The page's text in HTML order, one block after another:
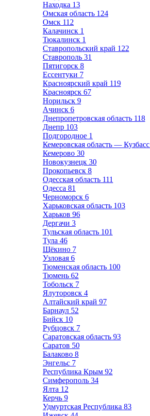
Находка 13
Омская область 124
Омск 112
Калачинск 1
Тюкалинск 1
Ставропольский край 122
Ставрополь 31
Пятигорск 8
Ессентуки 7
Красноярский край 119
Красноярск 67
Норильск 9
Ачинск 6
Днепропетровская область 118
Днепр 103
Подгородное 1
Кемеровская область — Кузбасс
Кемерово 30
Новокузнецк 30
Прокопьевск 8
Одесская область 111
Одесса 81
Черноморск 6
Харьковская область 103
Харьков 96
Дергачи 3
Тульская область 101
Тула 46
Щёкино 7
Узловая 6
Тюменская область 100
Тюмень 62
Тобольск 7
Ялуторовск 4
Алтайский край 97
Барнаул 52
Бийск 10
Рубцовск 7
Саратовская область 93
Саратов 50
Балаково 8
Энгельс 7
Республика Крым 92
Симферополь 34
Ялта 12
Керчь 9
Удмуртская Республика 83